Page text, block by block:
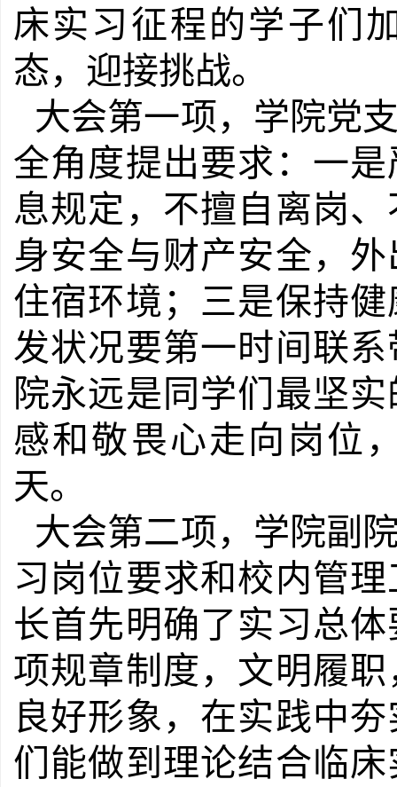
床实习征程的学子们
态，迎接挑战。
大会第一项，学院党
全角度提出要求：一
息规定，不擅自离岗
身安全与财产安全，
住宿环境；三是保持
发状况要第一时间联
院永远是同学们最坚
感和敬畏心走向岗位
天。
大会第二项，学院副
习岗位要求和校内管
长首先明确了实习总
项规章制度，文明履
良好形象，在实践中
们能做到理论结合临